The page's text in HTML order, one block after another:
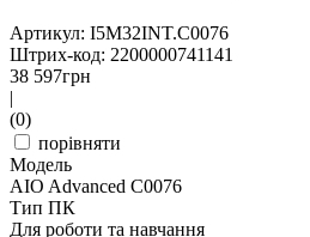
Артикул: I5M32INT.C0076
Штрих-код: 2200000741141
38 597грн
|
(0)
порівняти
Модель
AIO Advanced C0076
Тип ПК
Для роботи та навчання